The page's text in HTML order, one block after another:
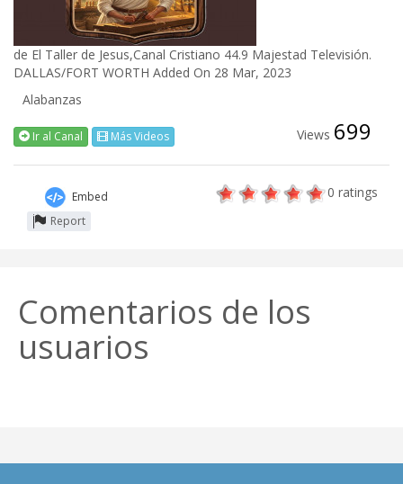
de El Taller de Jesus,Canal Cristiano 44.9 Majestad Televisión.
DALLAS/FORT WORTH Added On 28 Mar, 2023
Alabanzas
Ir al Canal Más Videos Views 699
Embed
Report
0 ratings
Comentarios de los
usuarios